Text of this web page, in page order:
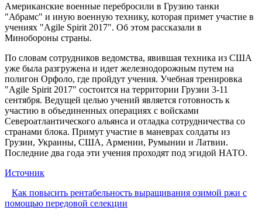
Американские военные перебросили в Грузию танки
"Абрамс" и иную военную технику, которая примет участие в
учениях "Agile Spirit 2017". Об этом рассказали в
Минобороны страны.
По словам сотрудников ведомства, явившая техника из США
уже была разгружена и идет железнодорожным путем на
полигон Орфоло, где пройдут учения. Учебная тренировка
"Agile Spirit 2017" состоится на территории Грузии 3-11
сентября. Ведущей целью учений является готовность к
участию в объединенных операциях с войсками
Североатлантического альянса и отладка сотрудничества со
странами блока. Примут участие в маневрах солдаты из
Грузии, Украины, США, Армении, Румынии и Латвии.
Последние два года эти учения проходят под эгидой НАТО.
Источник
Как повысить рентабельность выращивания озимой ржи с
помощью передовой селекции